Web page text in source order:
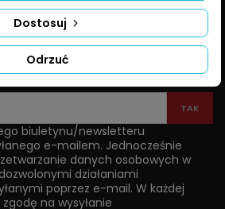

NEWSLETTER
biuletynu/newsletteru
e-mailem. Jednocześnie
danych osobowych w
działaniami
poprzez e-mail. W każdej
na wysyłanie
Odrzuć
Dostosuj